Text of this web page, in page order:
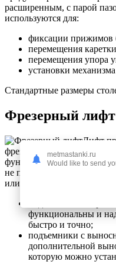
расширенным, с парой
используются для:
фиксации прижимов
перемещения
перемещения упора
установки
Стандартные размеры
Фрезерный лифт
Лифт
фрезера вверх. Хотя
функциональны, наличие
не прикасаясь к нему.
или воротка. Ручка может
функциональны и
быстро и точно;
подъемники с
дополнительной
которую можно
metmastanki.ru
Would like to send